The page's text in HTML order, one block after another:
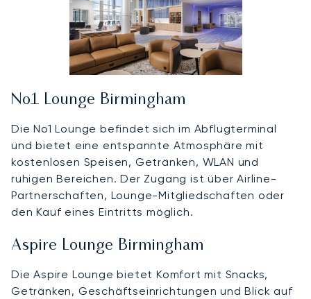
No1 Lounge Birmingham
Die No1 Lounge befindet sich im Abflugterminal
und bietet eine entspannte Atmosphäre mit
kostenlosen Speisen, Getränken, WLAN und
ruhigen Bereichen. Der Zugang ist über Airline-
Partnerschaften, Lounge-Mitgliedschaften oder
den Kauf eines Eintritts möglich.
Aspire Lounge Birmingham
Die Aspire Lounge bietet Komfort mit Snacks,
Getränken, Geschäftseinrichtungen und Blick auf